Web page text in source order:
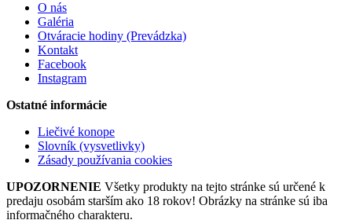
O nás
Galéria
Otváracie hodiny (Prevádzka)
Kontakt
Facebook
Instagram
Ostatné informácie
Liečivé konope
Slovník (vysvetlivky)
Zásady používania cookies
UPOZORNENIE Všetky produkty na tejto stránke sú určené k
predaju osobám starším ako 18 rokov! Obrázky na stránke sú iba
informačného charakteru.